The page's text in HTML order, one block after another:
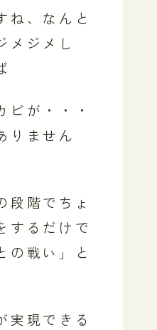
ね、なんと
メジメし
ビが・・・
りません
段階でちょ
するだけで
の戦い」と
実現できる